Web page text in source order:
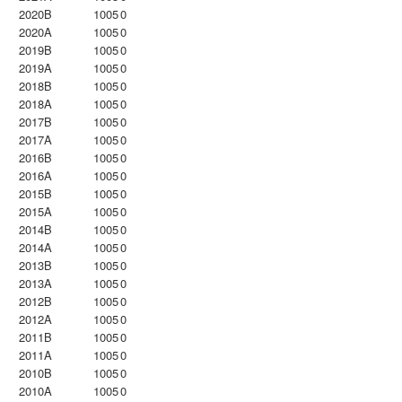
2020B
10050
2020A
10050
2019B
10050
2019A
10050
2018B
10050
2018A
10050
2017B
10050
2017A
10050
2016B
10050
2016A
10050
2015B
10050
2015A
10050
2014B
10050
2014A
10050
2013B
10050
2013A
10050
2012B
10050
2012A
10050
2011B
10050
2011A
10050
2010B
10050
2010A
10050